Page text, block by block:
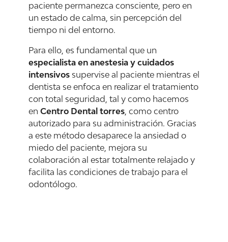
paciente permanezca consciente, pero en
un estado de calma, sin percepción del
tiempo ni del entorno.
Para ello, es fundamental que un
especialista en anestesia y cuidados
intensivos supervise al paciente mientras el
dentista se enfoca en realizar el tratamiento
con total seguridad, tal y como hacemos
en Centro Dental torres, como centro
autorizado para su administración. Gracias
a este método desaparece la ansiedad o
miedo del paciente, mejora su
colaboración al estar totalmente relajado y
facilita las condiciones de trabajo para el
odontólogo.